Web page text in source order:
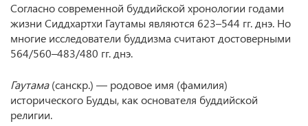
Согласно современной буддийской хронологии годами
жизни Сиддхартхи Гаутамы являются 623–544 гг. днэ. Но
многие исследователи буддизма считают достоверными
564/560–483/480 гг. днэ.
Гаутама(санскр.) — родовое имя (фамилия)
исторического Будды, как основателя буддийской
религии.